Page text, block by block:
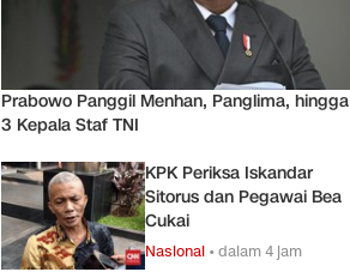
Prabowo Panggil Menhan, Panglima, hingga
3 Kepala Staf TNI
KPK Periksa Iskandar
Sitorus dan Pegawai Bea
Cukai
Nasional •dalam 4 jam